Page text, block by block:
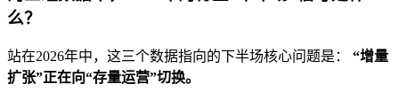
么？
站在2026年中，这三个数据指向的下半场核心问题是： “增量
扩张”正在向“存量运营”切换。